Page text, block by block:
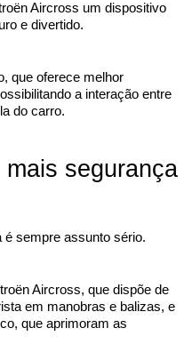
Aircross um dispositivo
e divertido.
que oferece melhor
a interação entre
do carro.
segurança
é sempre assunto sério.
Aircross, que dispõe de
em manobras e balizas, e
que aprimoram as